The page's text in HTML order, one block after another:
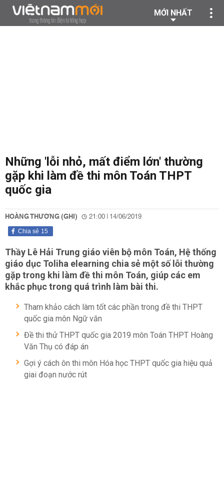
MỚI NHẤT
Những 'lỗi nhỏ, mất điểm lớn' thường
gặp khi làm đề thi môn Toán THPT
quốc gia
HOÀNG THƯƠNG (GHI) 21:00 | 14/06/2019
15
Chia sẻ
Thầy Lê Hải Trung giáo viên bộ môn Toán, Hệ thống
giáo dục Toliha elearning chia sẻ một số lỗi thường
gặp trong khi làm đề thi môn Toán, giúp các em
khắc phục trong quá trình làm bài thi.
Tham khảo cách làm tốt các phần trong đề thi THPT
quốc gia môn Ngữ văn
Đề thi thử THPT quốc gia 2019 môn Toán THPT Hoàng
Văn Thụ có đáp án
Gợi ý cách ôn thi môn Hóa học THPT quốc gia hiệu quả
giai đoạn nước rút